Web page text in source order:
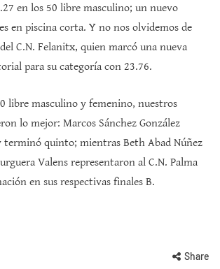
en los 50 libre masculino; un nuevo
en piscina corta. Y no nos olvidemos de
C.N. Felanitx, quien marcó una nueva
para su categoría con 23.76.
libre masculino y femenino, nuestros
lo mejor: Marcos Sánchez González
terminó quinto; mientras Beth Abad Núñez
Valens representaron al C.N. Palma
en sus respectivas finales B.
Share